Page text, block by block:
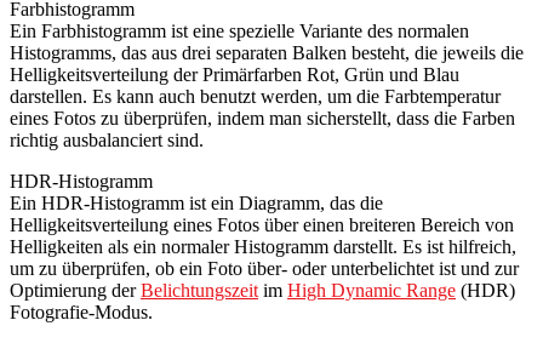
Farbhistogramm
Ein Farbhistogramm ist eine spezielle Variante des normalen
Histogramms, das aus drei separaten Balken besteht, die jeweils die
Helligkeitsverteilung der Primärfarben Rot, Grün und Blau
darstellen. Es kann auch benutzt werden, um die Farbtemperatur
eines Fotos zu überprüfen, indem man sicherstellt, dass die Farben
richtig ausbalanciert sind.
HDR-Histogramm
Ein HDR-Histogramm ist ein Diagramm, das die
Helligkeitsverteilung eines Fotos über einen breiteren Bereich von
Helligkeiten als ein normaler Histogramm darstellt. Es ist hilfreich,
um zu überprüfen, ob ein Foto über- oder unterbelichtet ist und zur
Optimierung derBelichtungszeit im High Dynamic Range (HDR)
Fotografie-Modus.